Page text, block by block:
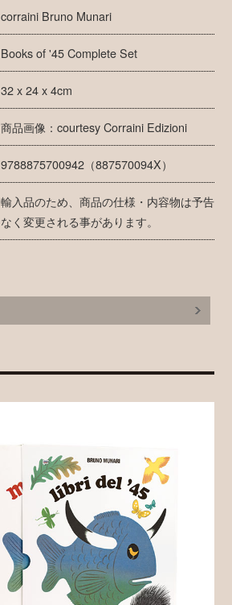
corraini Bruno Munari
Books of '45 Complete Set
32 x 24 x 4cm
商品画像：courtesy Corraini Edizioni
9788875700942（887570094X）
輸入品のため、商品の仕様・内容物は予告
なく変更される事があります。